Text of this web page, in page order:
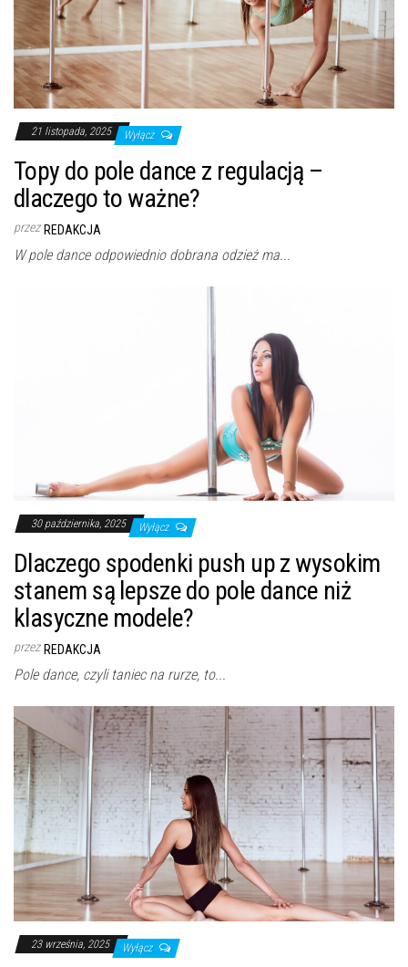
21 listopada, 2025 Wyłącz
Topy do pole dance z regulacją –
dlaczego to ważne?
przez REDAKCJA
W pole dance odpowiednio dobrana odzież ma...
30 października, 2025 Wyłącz
Dlaczego spodenki push up z wysokim
stanem są lepsze do pole dance niż
klasyczne modele?
przez REDAKCJA
Pole dance, czyli taniec na rurze, to...
23 września, 2025 Wyłącz